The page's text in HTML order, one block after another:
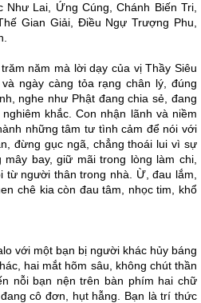
Lai, Ứng Cúng, Chánh Biến Tri,
Gian Giải, Điều Ngự Trượng Phu,
năm mà lời dạy của vị Thầy Siêu
ngày càng tỏa rạng chân lý, đúng
nghe như Phật đang chia sẻ, đang
khắc. Con nhận lãnh và niềm
những tâm tư tình cảm để nói với
đừng gục ngã, chẳng thoái lui vì sự
bay, giữ mãi trong lòng làm chi,
từ người thân trong nhà. Ừ, đau lắm,
chê kia còn đau tâm, nhọc tim, khổ
với một bạn bị người khác hủy báng
hai mắt hõm sâu, không chút thần
nỗi bạn nện trên bàn phím hai chữ
cô đơn, hụt hẫng. Bạn là trí thức